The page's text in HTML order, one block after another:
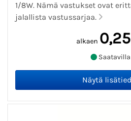
1/8W. Nämä vastukset ovat
jalallista vastussarjaa.
alkaen
Saatavilla